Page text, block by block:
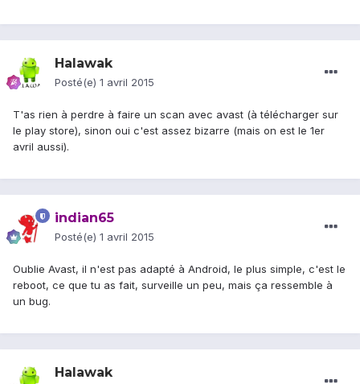
Halawak
Posté(e) 1 avril 2015
T'as rien à perdre à faire un scan avec avast (à télécharger sur
le play store), sinon oui c'est assez bizarre (mais on est le 1er
avril aussi).
indian65
Posté(e) 1 avril 2015
Oublie Avast, il n'est pas adapté à Android, le plus simple, c'est le
reboot, ce que tu as fait, surveille un peu, mais ça ressemble à
un bug.
Halawak